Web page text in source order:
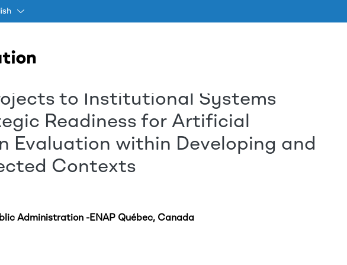
Skip to main content
to Institutional Systems
Readiness for Artificial
Evaluation within Developing and
Contexts
Administration -ENAP Québec, Canada